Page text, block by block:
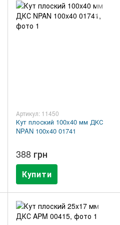
Артикул: 11450
Кут плоский 100x40 мм ДКС
NPAN 100x40 01741
388 грн
Купити